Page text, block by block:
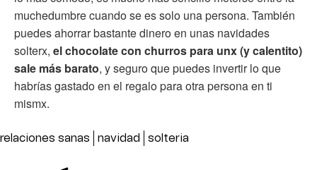
muchedumbre cuando se es solo una persona. También
puedes ahorrar bastante dinero en unas navidades
solterx, el chocolate con churros para unx (y calentito)
sale más barato, y seguro que puedes invertir lo que
habrías gastado en el regalo para otra persona en ti
mismx.
relaciones sanas navidad solteria